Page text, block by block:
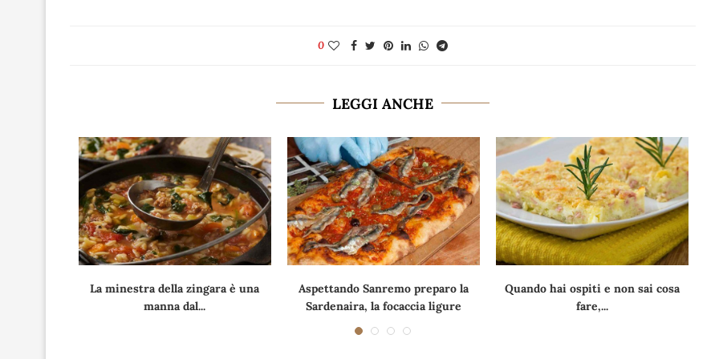
0
LEGGI ANCHE
La minestra della zingara è una
manna dal...
Aspettando Sanremo preparo la
Sardenaira, la focaccia ligure
Quando hai ospiti e non sai cosa
fare,...